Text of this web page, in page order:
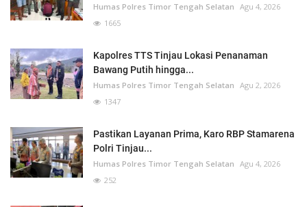
Humas Polres Timor Tengah Selatan Agu 4, 2026
1665
Kapolres TTS Tinjau Lokasi Penanaman
Bawang Putih hingga...
Humas Polres Timor Tengah Selatan Agu 2, 2026
1347
Pastikan Layanan Prima, Karo RBP Stamarena
Polri Tinjau...
Humas Polres Timor Tengah Selatan Agu 4, 2026
252